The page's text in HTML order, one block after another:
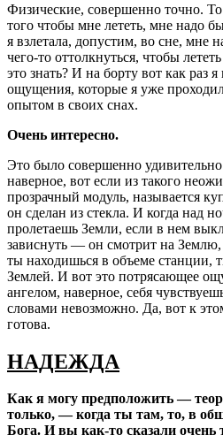
Физические, совершенно точно. То
того чтобы мне лететь, мне надо
я взлетала, допустим, во сне, мне
чего-то оттолкнуться, чтобы
это знать? И на борту вот как раз
ощущения, которые я уже
опытом в своих снах.
Очень интересно.
Это было совершенно
наверное, вот если из такого
прозрачный модуль, называется
он сделан из стекла. И когда над
пролетаешь Земли, если в нем
зависнуть — он смотрит на
ты находишься в объеме станции,
Землей. И вот это потрясающее
ангелом, наверное, себя
словами невозможно. Да, вот к
готова.
НАДЕЖДА
Как я могу предположить —
только, — когда ты там, то, в
Бога. И вы как-то сказали очень